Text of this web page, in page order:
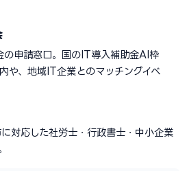
の申請窓口。国のIT導入補助金AI枠
や、地域IT企業とのマッチングイベ
対応した社労士・行政書士・中小企業